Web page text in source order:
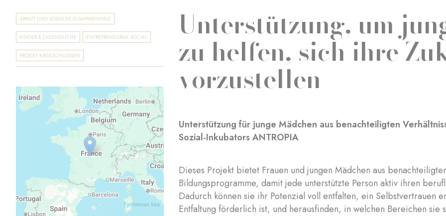
ARMUT UND SOZIALER ZUSAMMENHALT
KINDER & JUGENDLICHE ENTREPRENEURIAT SOCIAL
PROJEKT ABGESCHLOSSEN
Unterstützung, um
zu helfen, sich ihre
vorzustellen
Unterstützung für junge Mädchen aus benachteiligten
Sozial-Inkubators ANTROPIA
Dieses Projekt bietet Frauen und jungen Mädchen aus
Bildungsprogramme, damit jede unterstützte Person aktiv ihren
Dadurch können sie ihr Potenzial voll entfalten, ein Selbstvertrauen
Entfaltung förderlich ist, und herausfinden, in welchen Bereichen sie